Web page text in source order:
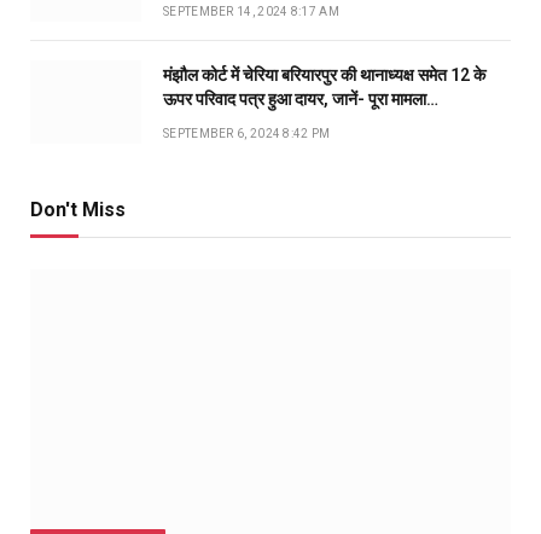
SEPTEMBER 14, 2024 8:17 AM
मंझौल कोर्ट में चेरिया बरियारपुर की थानाध्यक्ष समेत 12 के
ऊपर परिवाद पत्र हुआ दायर, जानें- पूरा मामला…
SEPTEMBER 6, 2024 8:42 PM
Don't Miss